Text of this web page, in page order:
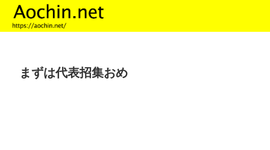
まずは代表招集おめ